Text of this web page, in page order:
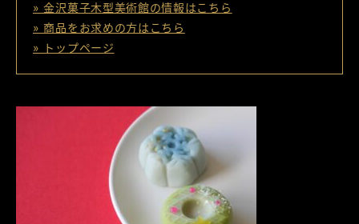
» 金沢菓子木型美術館の情報はこちら
» 商品をお求めの方はこちら
» トップページ